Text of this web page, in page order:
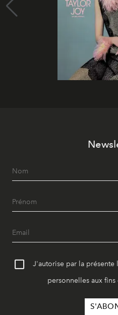
J'autorise par la présente
personnelles aux fins